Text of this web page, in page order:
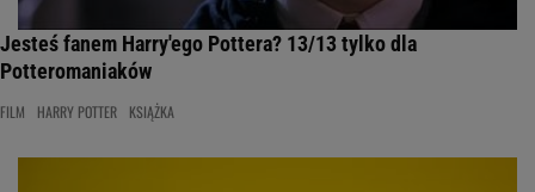
Jesteś fanem Harry'ego Pottera? 13/13 tylko dla
Potteromaniaków
FILM HARRY POTTER KSIĄŻKA